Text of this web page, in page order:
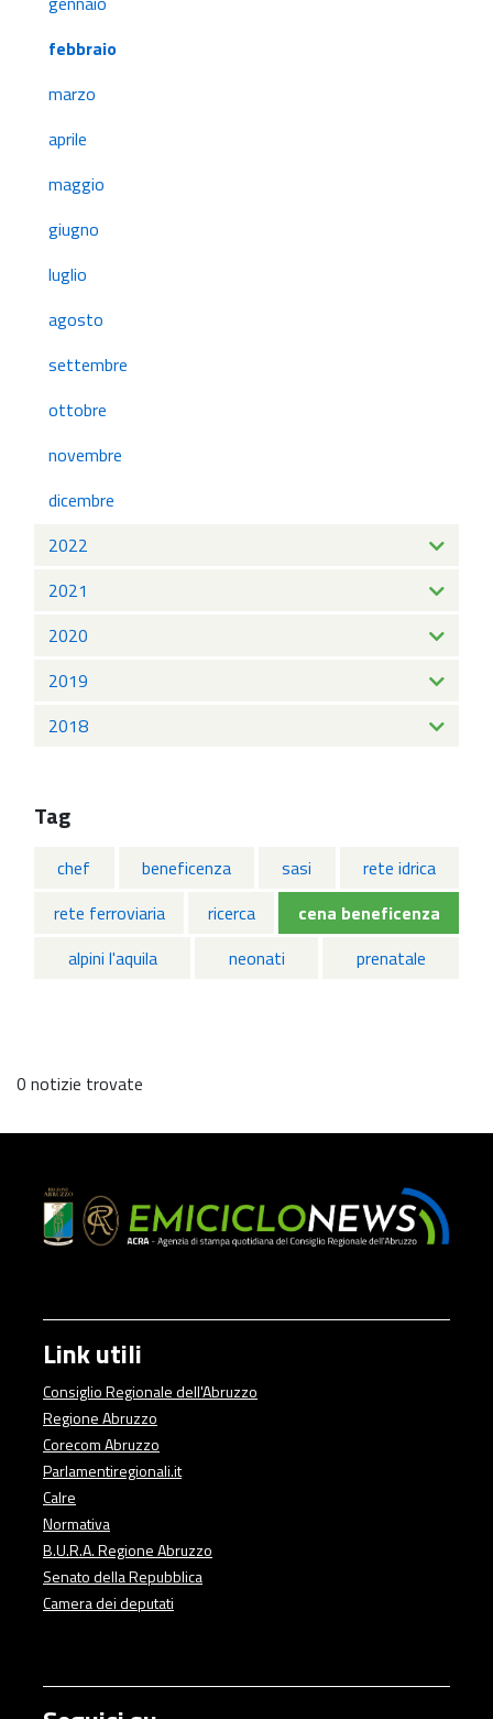
febbraio
marzo
aprile
maggio
giugno
luglio
agosto
settembre
ottobre
novembre
dicembre
2022
2021
2020
2019
2018
Tag
chef beneficenza sasi
rete idrica
rete ferroviaria
ricerca
cena beneficenza
alpini l'aquila
neonati prenatale
0 notizie trovate
Link utili
Consiglio Regionale dell'Abruzzo
Regione Abruzzo
Corecom Abruzzo
Parlamentiregionali.it
Calre
Normativa
B.U.R.A. Regione Abruzzo
Senato della Repubblica
Camera dei deputati